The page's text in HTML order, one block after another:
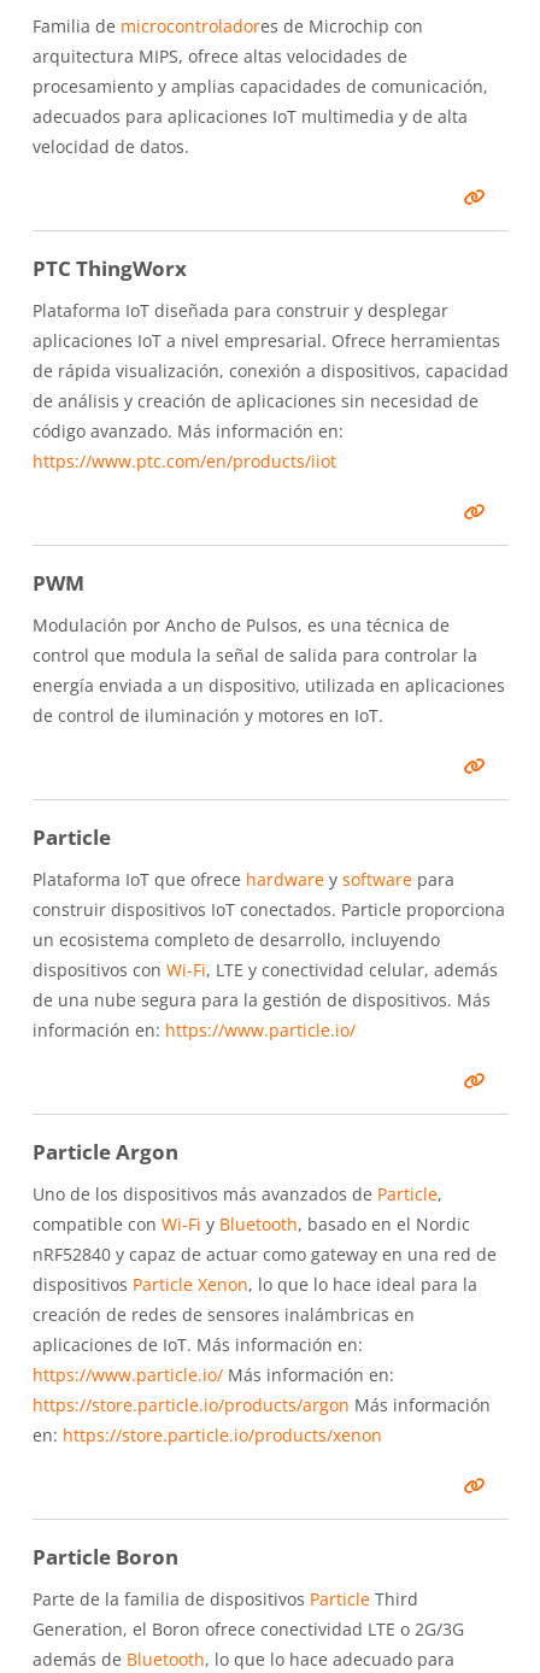
Familia de microcontroladores de Microchip con
arquitectura MIPS, ofrece altas velocidades de
procesamiento y amplias capacidades de comunicación,
adecuados para aplicaciones IoT multimedia y de alta
velocidad de datos.
PTC ThingWorx
Plataforma IoT diseñada para construir y desplegar
aplicaciones IoT a nivel empresarial. Ofrece herramientas
de rápida visualización, conexión a dispositivos, capacidad
de análisis y creación de aplicaciones sin necesidad de
código avanzado. Más información en:
https://www.ptc.com/en/products/iiot
PWM
Modulación por Ancho de Pulsos, es una técnica de
control que modula la señal de salida para controlar la
energía enviada a un dispositivo, utilizada en aplicaciones
de control de iluminación y motores en IoT.
Particle
Plataforma IoT que ofrece hardwarey softwarepara
construir dispositivos IoT conectados. Particle proporciona
un ecosistema completo de desarrollo, incluyendo
dispositivos con Wi-Fi, LTE y conectividad celular, además
de una nube segura para la gestión de dispositivos. Más
información en: https://www.particle.io/
Particle Argon
Uno de los dispositivos más avanzados de Particle,
compatible con Wi-Fi y Bluetooth, basado en el Nordic
nRF52840 y capaz de actuar como gateway en una red de
dispositivos Particle Xenon, lo que lo hace ideal para la
creación de redes de sensores inalámbricas en
aplicaciones de IoT. Más información en:
https://www.particle.io/Más información en:
https://store.particle.io/products/argon Más información
en: https://store.particle.io/products/xenon
Particle Boron
Parte de la familia de dispositivos ParticleThird
Generation, el Boron ofrece conectividad LTE o 2G/3G
además de Bluetooth, lo que lo hace adecuado para